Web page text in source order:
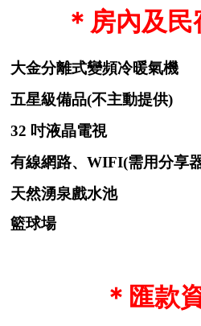
＊房內及
大金分離式變頻冷暖氣機
五星級備品(不主動提供)
32 吋液晶電視
有線網路、WIFI(需用分享
天然湧泉戲水池
籃球場
＊匯款